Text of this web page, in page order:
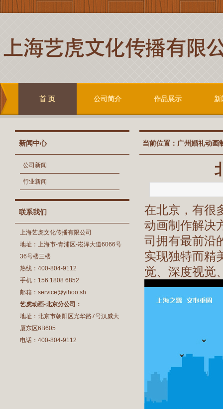
首 页 公司简介 作品展示 新
新闻中心
公司新闻
行业新闻
联系我们
上海艺虎文化传播有限公司
地址：上海市-青浦区-崧泽大道6066号
36号楼三楼
热线：400-804-9112
手机：156 1808 6852
邮箱：service@yihoo.sh
艺虎动画-北京分公司：
地址：北京市朝阳区光华路7号汉威大
厦东区6B605
电话：400-804-9112
当前位置： 广州婚礼动画
在北京，有很
动画制作解决
司拥有最前沿
实现独特而精
觉、深度视觉